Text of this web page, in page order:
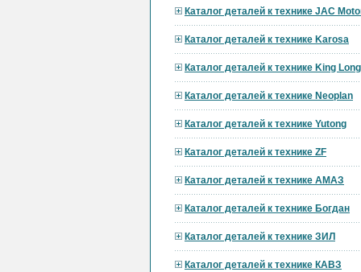
Каталог деталей к технике JAC
Каталог деталей к технике Karosa
Каталог деталей к технике King Long
Каталог деталей к технике Neoplan
Каталог деталей к технике Yutong
Каталог деталей к технике ZF
Каталог деталей к технике АМАЗ
Каталог деталей к технике Богдан
Каталог деталей к технике ЗИЛ
Каталог деталей к технике КАВЗ